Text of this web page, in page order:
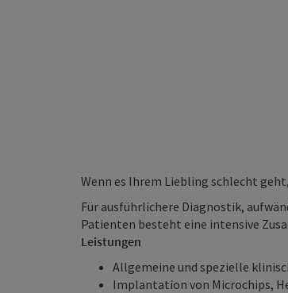
Wenn es Ihrem Liebling schlecht
Für ausführlichere Diagnostik,
Patienten besteht eine intensive
Leistungen
Allgemeine und spezielle
Implantation von Microchips,